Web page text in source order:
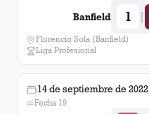
Estudiantes (La Plata)
Tigre
Banfield 1 |
Florencio Sola (Banfield)
Liga Profesional
14 de septiembre de 2022
Fecha 19